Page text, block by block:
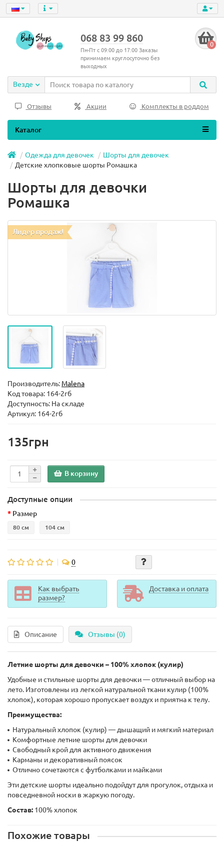
068 83 99 860
Пн-Пт с 09:00 до 17:00 Заказы
принимаем круглосуточно без
выходных
0
Везде
Отзывы Акции Комплекты в роддом
Каталог
Одежда для девочек
Шорты для девочек
Детские хлопковые шорты Ромашка
Шорты для девочки
Ромашка
Лидер продаж!
Производитель: Malena
Код товара: 164-2гб
Доступность: На складе
Артикул: 164-2гб
135грн
В корзину
Доступные опции
Размер
80 см 104 см
0
Как выбрать
размер?
Доставка и оплата
Описание Отзывы (0)
Летние шорты для девочки – 100% хлопок (кулир)
Удобные и стильные шорты для девочки — отличный выбор на
лето. Изготовлены из легкой натуральной ткани кулир (100%
хлопок), которая хорошо пропускает воздух и приятна к телу.
Преимущества:
Натуральный хлопок (кулир) — дышащий и мягкий материал
Комфортные летние шорты для девочки
Свободный крой для активного движения
Карманы и декоративный поясок
Отлично сочетаются с футболками и майками
Эти детские шорты идеально подойдут для прогулок, отдыха и
повседневной носки в жаркую погоду.
Состав: 100% хлопок
Похожие товары